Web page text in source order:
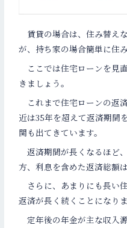
賃貸の場合は、住み替え
が、持ち家の場合簡単に住
ここでは住宅ローンを見
きましょう。
これまで住宅ローンの返
近は35年を超えて返済期間
関も出てきています。
返済期間が長くなるほど
方、利息を含めた返済総額
さらに、あまりにも長い
返済が長く続くことになりま
定年後の年金が主な収入